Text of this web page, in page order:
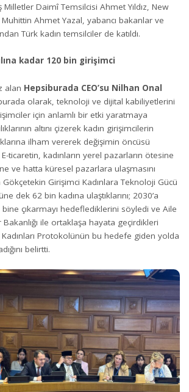
Milletler Daimî Temsilcisi Ahmet Yıldız, New
Ahmet Yazal, yabancı bakanlar ve
Türk kadın temsilciler de katıldı.
kadar 120 bin girişimci
alan Hepsiburada CEO’su Nilhan Onal
olarak, teknoloji ve dijital kabiliyetlerini
için anlamlı bir etki yaratmaya
altını çizerek kadın girişimcilerin
ilham vererek değişimin öncüsü
E-ticaretin, kadınların yerel pazarların ötesine
ve hatta küresel pazarlara ulaşmasını
Gökçetekin Girişimci Kadınlara Teknoloji Gücü
dek 62 bin kadına ulaştıklarını; 2030’a
bine çıkarmayı hedeflediklerini söyledi ve Aile
ile ortaklaşa hayata geçirdikleri
Kadınları Protokolünün bu hedefe giden yolda
belirtti.